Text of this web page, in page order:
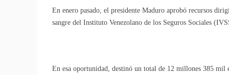
En enero pasado, el presidente Maduro aprobó recursos
sangre del Instituto Venezolano de los Seguros Sociales
En esa oportunidad, destinó un total de 12 millones 385 mil